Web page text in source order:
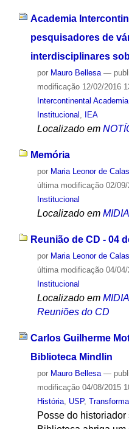
Academia
pesquisadores de
interdisciplinares
por Mauro Bellesa —
modificação12/02/2016
Intercontinental Academia
Institucional , IEA
Localizado em
Memória
por Maria Leonor de
última modificação02/09/
Institucional
Localizado em
Reunião de CD - 04
por Maria Leonor de
última modificação04/04/
Institucional
Localizado em
Reuniões do CD
Carlos Guilherme
Biblioteca Mindlin
por Mauro Bellesa —
modificação04/08/2015
História, USP,
Posse do